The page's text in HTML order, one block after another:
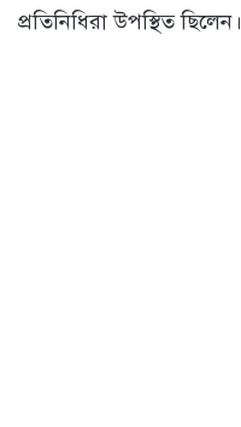
প্রতিনিধিরা উপস্থিত ছিলেন।